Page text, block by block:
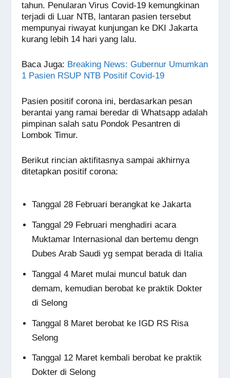
tahun. Penularan Virus Covid-19 kemungkinan
terjadi di Luar NTB, lantaran pasien tersebut
mempunyai riwayat kunjungan ke DKI Jakarta
kurang lebih 14 hari yang lalu.
Baca Juga: Breaking News: Gubernur Umumkan
1 Pasien RSUP NTB Positif Covid-19
Pasien positif corona ini, berdasarkan pesan
berantai yang ramai beredar di Whatsapp adalah
pimpinan salah satu Pondok Pesantren di
Lombok Timur.
Berikut rincian aktifitasnya sampai akhirnya
ditetapkan positif corona:
Tanggal 28 Februari berangkat ke Jakarta
Tanggal 29 Februari menghadiri acara
Muktamar Internasional dan bertemu dengn
Dubes Arab Saudi yg sempat berada di Italia
Tanggal 4 Maret mulai muncul batuk dan
demam, kemudian berobat ke praktik Dokter
di Selong
Tanggal 8 Maret berobat ke IGD RS Risa
Selong
Tanggal 12 Maret kembali berobat ke praktik
Dokter di Selong